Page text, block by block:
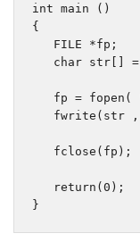
int main
()
{
   FILE
*fp ;
char str =
   fp
= fopen (
   fwrite
( str ,
   fclose
( fp );
return ( 0 );
}